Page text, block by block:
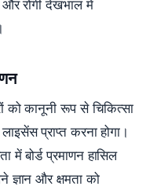
रोगी देखभाल में
को कानूनी रूप से चिकित्सा
प्राप्त करना होगा।
में बोर्ड प्रमाणन हासिल
और क्षमता को